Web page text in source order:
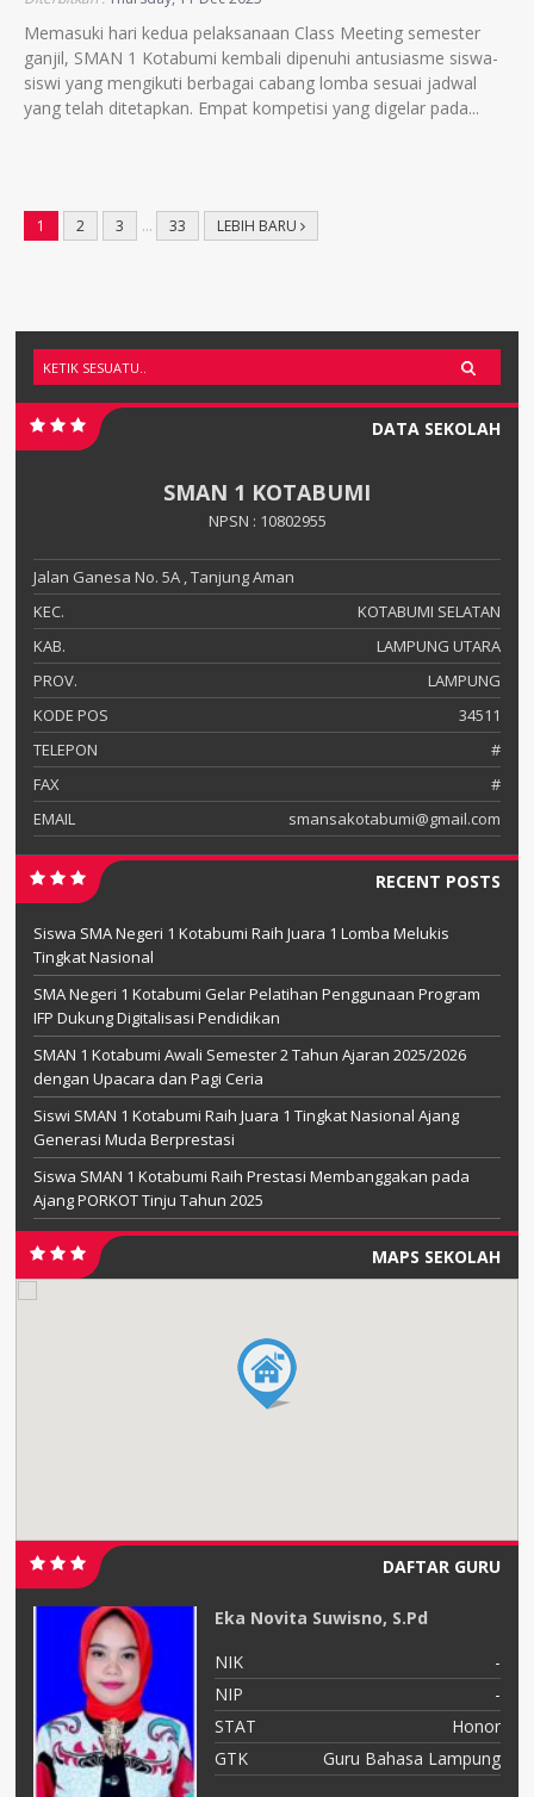
Memasuki hari kedua pelaksanaan Class Meeting semester
ganjil, SMAN 1 Kotabumi kembali dipenuhi antusiasme siswa-
siswi yang mengikuti berbagai cabang lomba sesuai jadwal
yang telah ditetapkan. Empat kompetisi yang digelar pada...
1 2 3 … 33 LEBIH BARU
DATA SEKOLAH
SMAN 1 KOTABUMI
NPSN : 10802955
Jalan Ganesa No. 5A , Tanjung Aman
KEC.
KOTABUMI SELATAN
KAB.
LAMPUNG UTARA
PROV.
LAMPUNG
KODE POS
34511
TELEPON
#
FAX
#
EMAIL
smansakotabumi@gmail.com
RECENT POSTS
Siswa SMA Negeri 1 Kotabumi Raih Juara 1 Lomba Melukis
Tingkat Nasional
SMA Negeri 1 Kotabumi Gelar Pelatihan Penggunaan Program
IFP Dukung Digitalisasi Pendidikan
SMAN 1 Kotabumi Awali Semester 2 Tahun Ajaran 2025/2026
dengan Upacara dan Pagi Ceria
Siswi SMAN 1 Kotabumi Raih Juara 1 Tingkat Nasional Ajang
Generasi Muda Berprestasi
Siswa SMAN 1 Kotabumi Raih Prestasi Membanggakan pada
Ajang PORKOT Tinju Tahun 2025
MAPS SEKOLAH
DAFTAR GURU
Eka Novita Suwisno, S.Pd
NIK
-
NIP
-
STAT
Honor
GTK
Guru Bahasa Lampung